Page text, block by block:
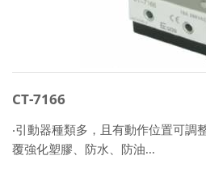
CT-7166
‧引動器種類多，且有動作位置可調
覆強化塑膠、防水、防油...